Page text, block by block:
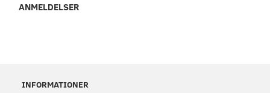
ANMELDELSER
INFORMATIONER